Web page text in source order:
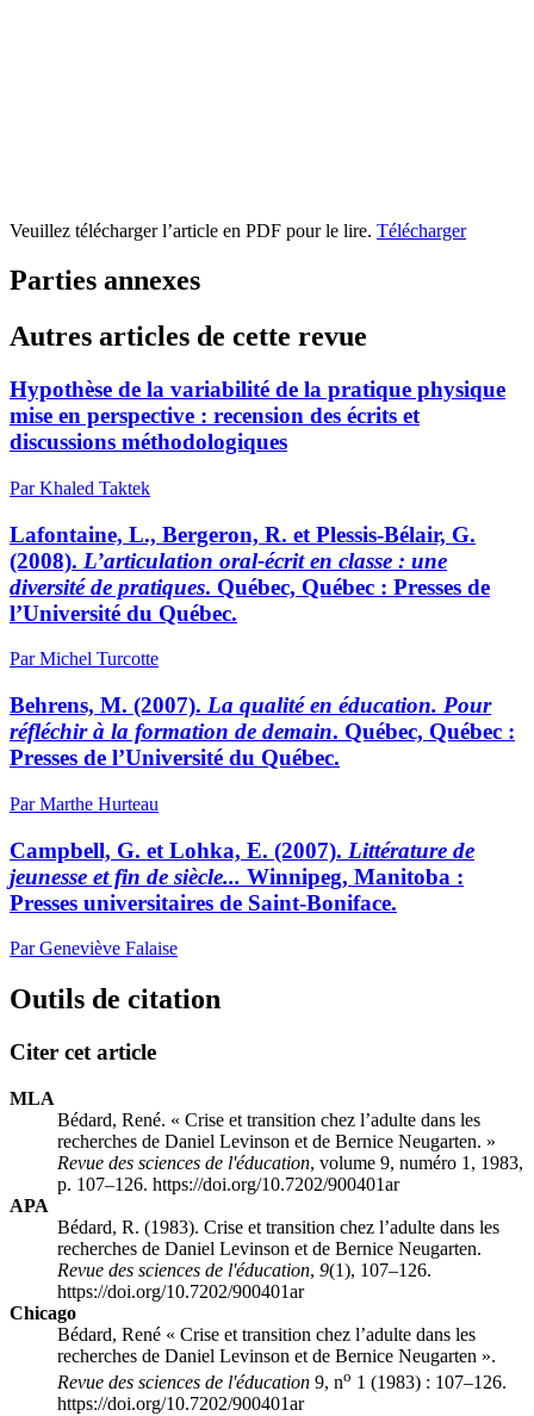
Veuillez télécharger l’article en PDF pour le lire. Télécharger
Parties annexes
Autres articles de cette revue
Hypothèse de la variabilité de la pratique physique
mise en perspective : recension des écrits et
discussions méthodologiques
Par Khaled Taktek
Lafontaine, L., Bergeron, R. et Plessis-Bélair, G.
(2008). L’articulation oral-écrit en classe : une
diversité de pratiques. Québec, Québec : Presses de
l’Université du Québec.
Par Michel Turcotte
Behrens, M. (2007). La qualité en éducation. Pour
réfléchir à la formation de demain. Québec, Québec :
Presses de l’Université du Québec.
Par Marthe Hurteau
Campbell, G. et Lohka, E. (2007). Littérature de
jeunesse et fin de siècle... Winnipeg, Manitoba :
Presses universitaires de Saint-Boniface.
Par Geneviève Falaise
Outils de citation
Citer cet article
MLA
Bédard, René. « Crise et transition chez l’adulte dans les
recherches de Daniel Levinson et de Bernice Neugarten. »
Revue des sciences de l'éducation, volume 9, numéro 1, 1983,
p. 107–126. https://doi.org/10.7202/900401ar
APA
Bédard, R. (1983). Crise et transition chez l’adulte dans les
recherches de Daniel Levinson et de Bernice Neugarten.
Revue des sciences de l'éducation, 9(1), 107–126.
https://doi.org/10.7202/900401ar
Chicago
Bédard, René « Crise et transition chez l’adulte dans les
recherches de Daniel Levinson et de Bernice Neugarten ».
Revue des sciences de l'éducation 9, no 1 (1983) : 107–126.
https://doi.org/10.7202/900401ar